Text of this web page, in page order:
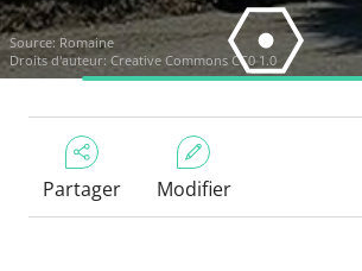
Source: Romaine
Droits d'auteur: Creative Commons CC0 1.0
Partager Modifier